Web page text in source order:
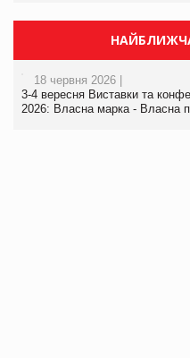
18 червня 2026 |
3-4 вересня Виставки та
2026: Власна марка - Власна